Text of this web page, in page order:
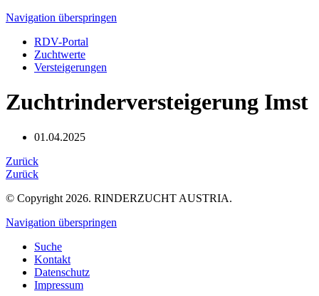
Navigation überspringen
RDV-Portal
Zuchtwerte
Versteigerungen
Zuchtrinderversteigerung Imst
01.04.2025
Zurück
Zurück
© Copyright 2026. RINDERZUCHT AUSTRIA.
Navigation überspringen
Suche
Kontakt
Datenschutz
Impressum